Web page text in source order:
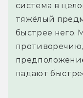
система в
тяжёлый
быстрее него.
противоречию,
падают